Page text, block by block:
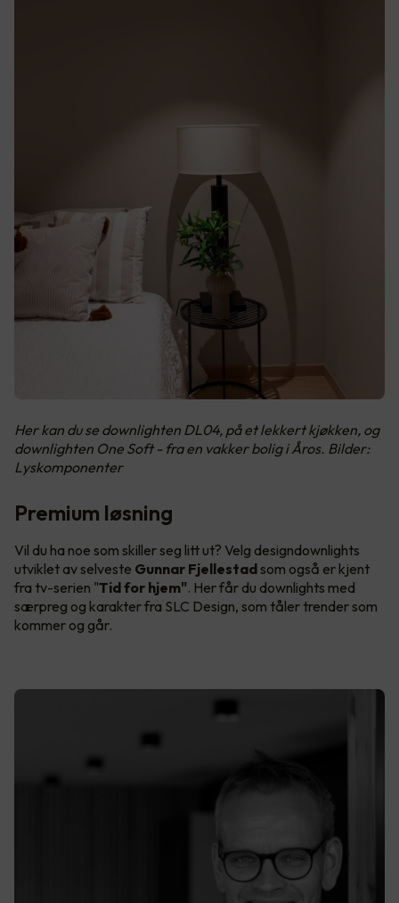
Her kan du se downlighten DL04, på et lekkert kjøkken, og
downlighten One Soft - fra en vakker bolig i Åros. Bilder:
Lyskomponenter
Premium løsning
Vil du ha noe som skiller seg litt ut? Velg designdownlights
utviklet av selveste Gunnar Fjellestadsom også er kjent
fra tv-serien "Tid for hjem". Her får du downlights med
særpreg og karakter fra SLC Design, som tåler trender som
kommer og går.